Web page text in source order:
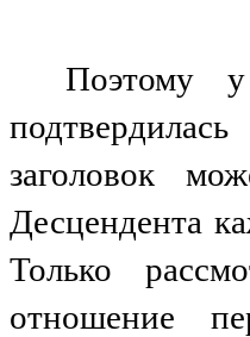
Поэтому
заголовок
Десцендента
Только
отношение